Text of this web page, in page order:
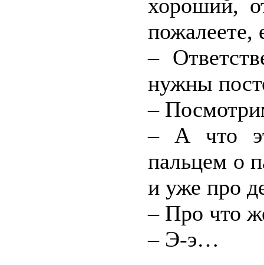
хороший,
пожалеете,
–
нужны
–
– А что
пальцем о
и уже про
– Про что
– Э-э…